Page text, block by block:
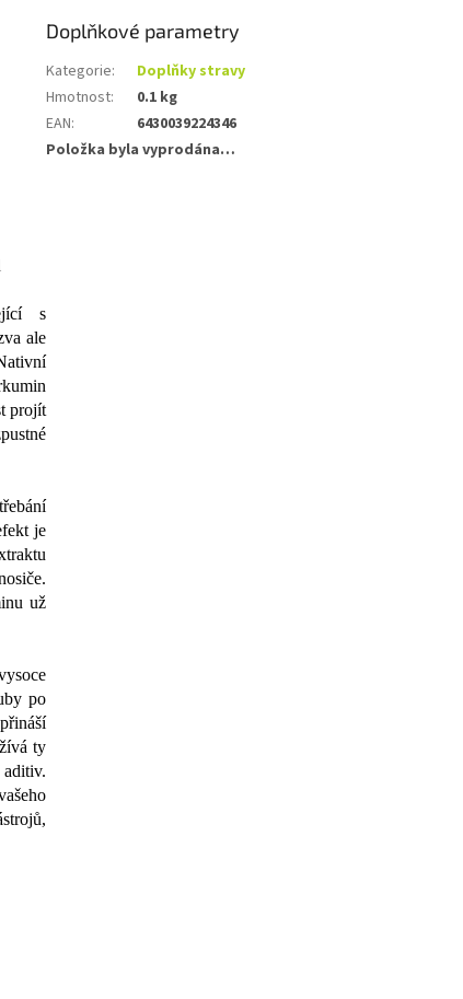
s
ale
projít
je
už
po
ty
Doplňkové parametry
Kategorie:
Doplňky stravy
Hmotnost:
0.1 kg
EAN:
6430039224346
Položka byla vyprodána…